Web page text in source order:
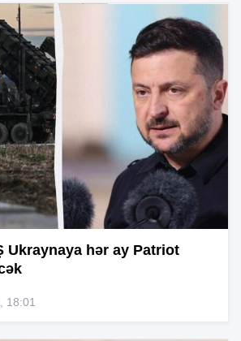
Ukraynaya hər ay Patriot
18:01